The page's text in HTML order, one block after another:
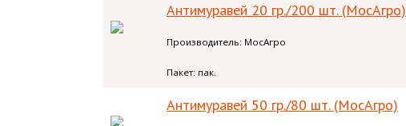
Антимуравей 20 гр./200 шт. (МосАгро)
Производитель: МосАгро
Пакет: пак.
Антимуравей 50 гр./80 шт. (МосАгро)